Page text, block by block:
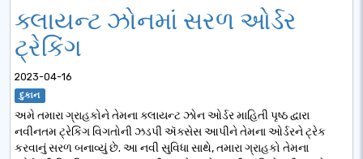
ક્લાયન્ટ ઝોનમાં સરળ ઓર્ડર
ટ્રેકિંગ
2023-04-16
દુકાન
અમે તમારા ગ્રાહકોને તેમના ક્લાયન્ટ ઝોન ઓર્ડર માહિતી પૃષ્ઠ દ્વારા
નવીનતમ ટ્રેકિંગ વિગતોની ઝડપી ઍક્સેસ આપીને તેમના ઓર્ડરને ટ્રેક
કરવાનું સરળ બનાવ્યું છે. આ નવી સુવિધા સાથે, તમારા ગ્રાહકો તેમના